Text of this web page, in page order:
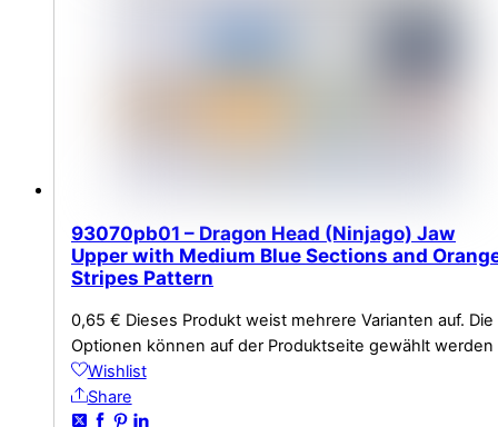
93070pb01 – Dragon Head (Ninjago) Jaw
Upper with Medium Blue Sections and
Stripes Pattern
0,65 € Dieses Produkt weist mehrere Varianten auf. Die
Optionen können auf der Produktseite gewählt werden
Wishlist
Share